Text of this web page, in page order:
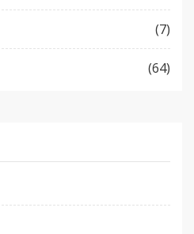
(7)
(64)